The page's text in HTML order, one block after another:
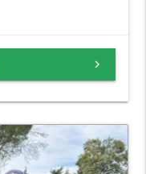
keyboard_arrow_right